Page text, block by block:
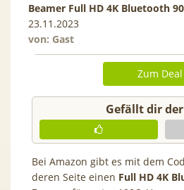
Beamer Full HD 4K Bluetooth
23.11.2023
von: Gast
Zum Deal
Gefällt dir
Bei Amazon gibt es mit dem
deren Seite einen Full HD 4K